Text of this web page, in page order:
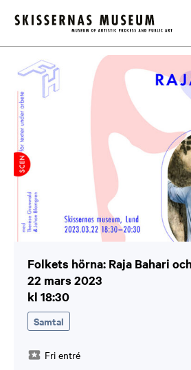
Kalender / Folkets hörna: Raja Bahari
Folkets hörna: Raja Bahari
22 mars 2023
kl 18:30
Samtal
Fri entré